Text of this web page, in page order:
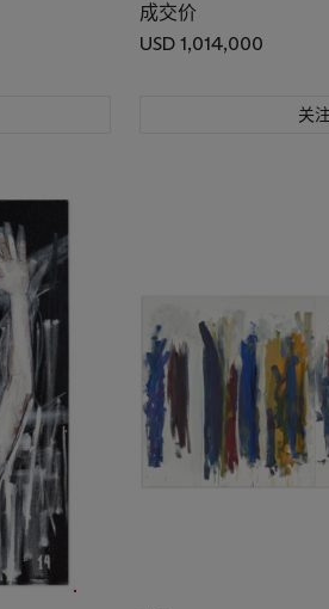
成交价
USD 1,014,000
关注